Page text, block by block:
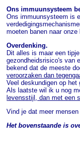
Ons immuunsysteem
Ons immuunsysteem is
moeten banen naar
Overdenking.
Dit alles is maar een
gezondheidsrisico's van
bekend dat de meeste
veroorzaken dan
Veel deskundigen op
Als laatste wil ik u nog
levensstijl, dan met een
Vind je dat meer
Het bovenstaande is